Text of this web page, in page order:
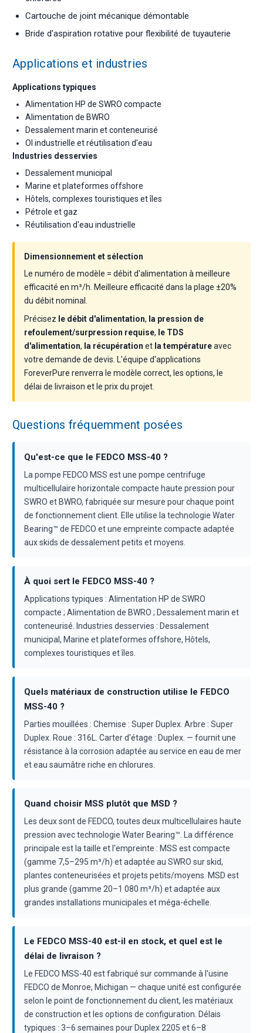
Cartouche de joint mécanique démontable
Bride d'aspiration rotative pour flexibilité de tuyauterie
Applications et industries
Applications typiques
Alimentation HP de SWRO compacte
Alimentation de BWRO
Dessalement marin et conteneurisé
OI industrielle et réutilisation d'eau
Industries desservies
Dessalement municipal
Marine et plateformes offshore
Hôtels, complexes touristiques et îles
Pétrole et gaz
Réutilisation d'eau industrielle
Dimensionnement et sélection
Le numéro de modèle = débit d'alimentation à meilleure
efficacité en m³/h. Meilleure efficacité dans la plage ±20%
du débit nominal.
Précisez le débit d'alimentation, la pression de
refoulement/surpression requise, le TDS
d'alimentation, la récupération et la températureavec
votre demande de devis. L'équipe d'applications
ForeverPure renverra le modèle correct, les options, le
délai de livraison et le prix du projet.
Questions fréquemment posées
Qu'est-ce que le FEDCO MSS-40 ?
La pompe FEDCO MSS est une pompe centrifuge
multicellulaire horizontale compacte haute pression pour
SWRO et BWRO, fabriquée sur mesure pour chaque point
de fonctionnement client. Elle utilise la technologie Water
Bearing™ de FEDCO et une empreinte compacte adaptée
aux skids de dessalement petits et moyens.
À quoi sert le FEDCO MSS-40 ?
Applications typiques : Alimentation HP de SWRO
compacte ; Alimentation de BWRO ; Dessalement marin et
conteneurisé. Industries desservies : Dessalement
municipal, Marine et plateformes offshore, Hôtels,
complexes touristiques et îles.
Quels matériaux de construction utilise le FEDCO
MSS-40 ?
Parties mouillées : Chemise : Super Duplex. Arbre : Super
Duplex. Roue : 316L. Carter d'étage : Duplex. — fournit une
résistance à la corrosion adaptée au service en eau de mer
et eau saumâtre riche en chlorures.
Quand choisir MSS plutôt que MSD ?
Les deux sont de FEDCO, toutes deux multicellulaires haute
pression avec technologie Water Bearing™. La différence
principale est la taille et l'empreinte : MSS est compacte
(gamme 7,5–295 m³/h) et adaptée au SWRO sur skid,
plantes conteneurisées et projets petits/moyens. MSD est
plus grande (gamme 20–1 080 m³/h) et adaptée aux
grandes installations municipales et méga-échelle.
Le FEDCO MSS-40 est-il en stock, et quel est le
délai de livraison ?
Le FEDCO MSS-40 est fabriqué sur commande à l'usine
FEDCO de Monroe, Michigan — chaque unité est configurée
selon le point de fonctionnement du client, les matériaux
de construction et les options de configuration. Délais
typiques : 3–6 semaines pour Duplex 2205 et 6–8